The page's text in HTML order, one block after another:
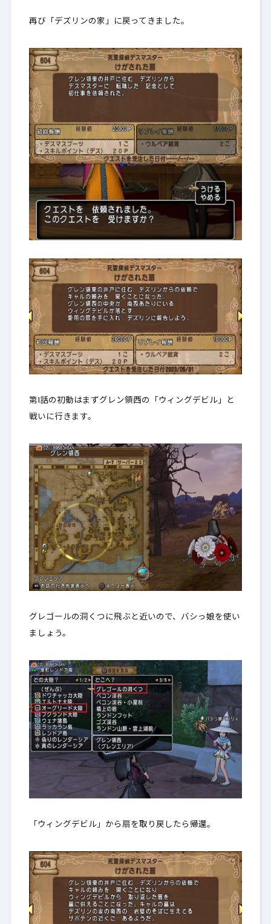
再び「デズリンの家」に戻ってきました。
第1話の初動はまずグレン領西の「ウィングデビル」と
戦いに行きます。
グレゴールの洞くつに飛ぶと近いので、バシっ娘を使い
ましょう。
「ウィングデビル」から扇を取り戻したら帰還。